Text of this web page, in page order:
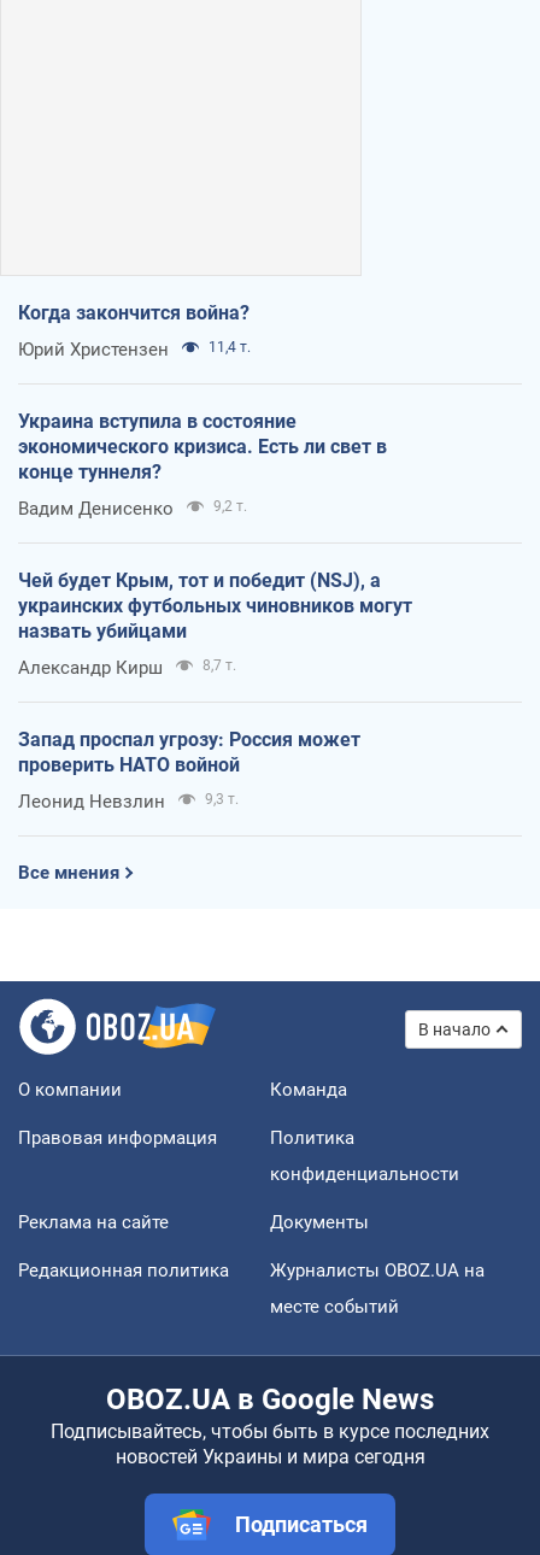
Когда закончится война?
Юрий Христензен 11,4 т.
Украина вступила в состояние
экономического кризиса. Есть ли свет в
конце туннеля?
Вадим Денисенко 9,2 т.
Чей будет Крым, тот и победит (NSJ), а
украинских футбольных чиновников могут
назвать убийцами
Александр Кирш 8,7 т.
Запад проспал угрозу: Россия может
проверить НАТО войной
Леонид Невзлин 9,3 т.
Все мнения
В начало
О компании Команда
Правовая информация
Политика
конфиденциальности
Реклама на сайте Документы
Редакционная политика
Журналисты OBOZ.UA на
месте событий
OBOZ.UA в Google News
Подписывайтесь, чтобы быть в курсе последних
новостей Украины и мира сегодня
Подписаться